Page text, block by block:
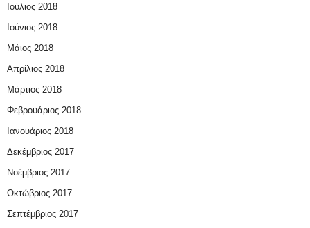
Ιούλιος 2018
Ιούνιος 2018
Μάιος 2018
Απρίλιος 2018
Μάρτιος 2018
Φεβρουάριος 2018
Ιανουάριος 2018
Δεκέμβριος 2017
Νοέμβριος 2017
Οκτώβριος 2017
Σεπτέμβριος 2017